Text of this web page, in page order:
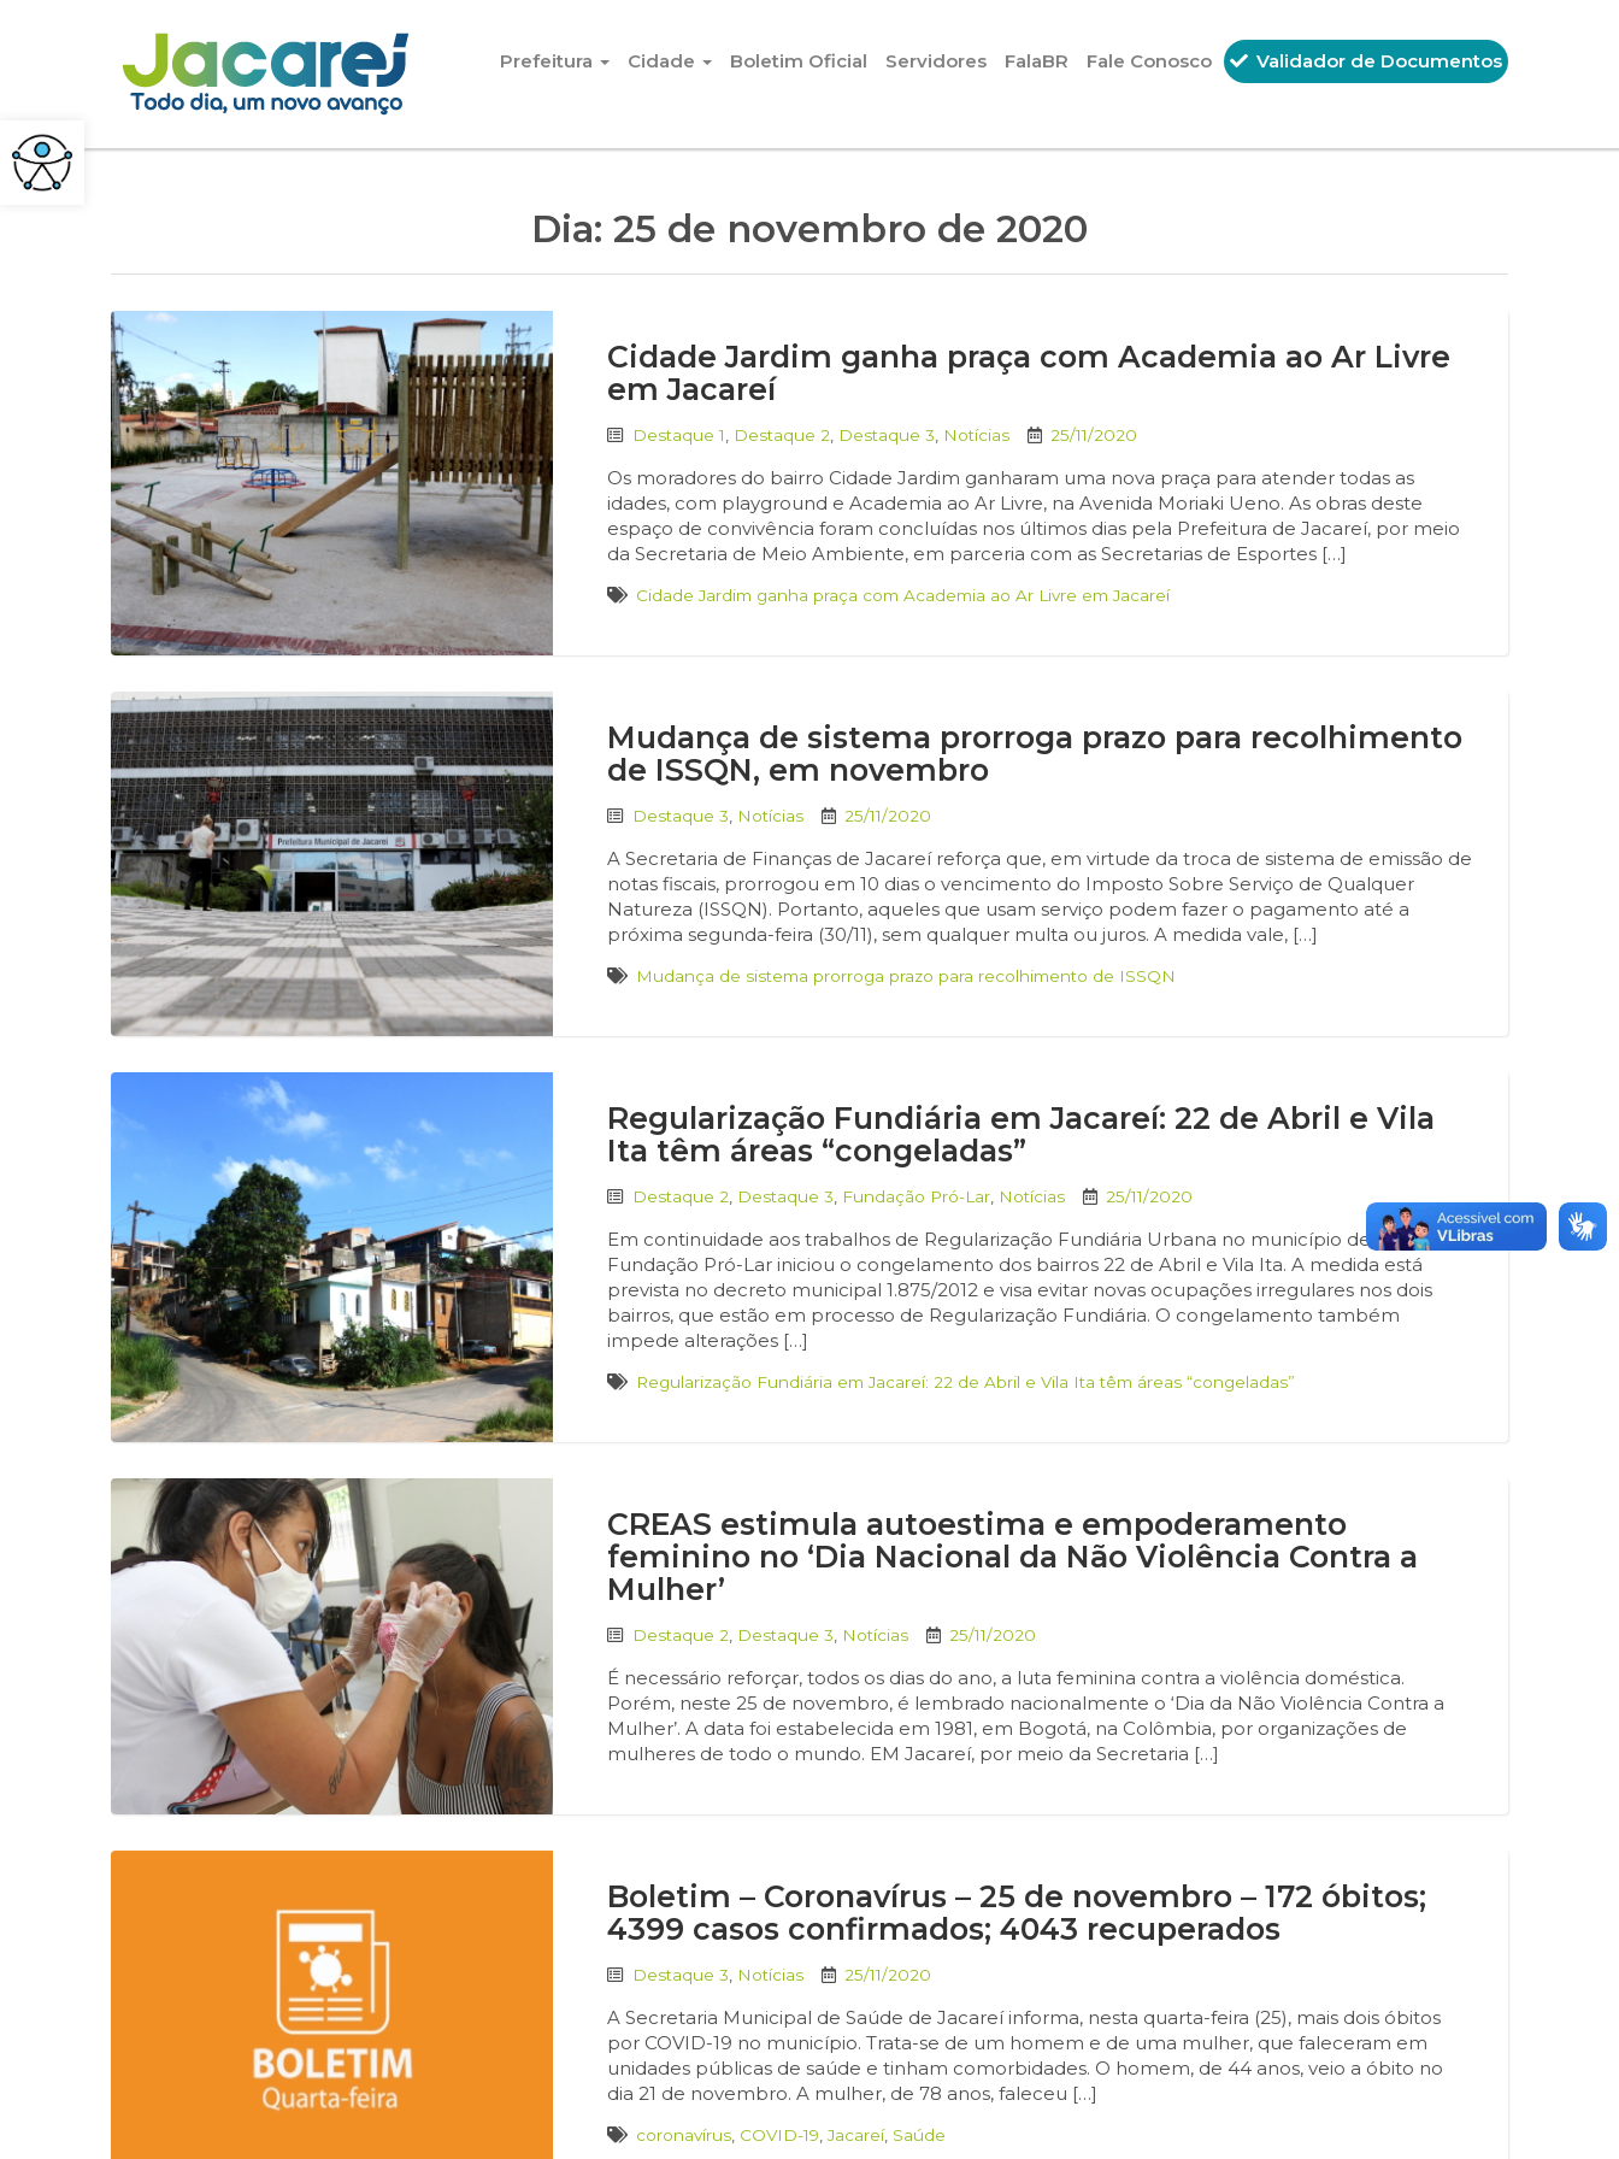
Pular para o conteúdo
Prefeitura
Cidade Boletim Oficial Servidores FalaBR Fale Conosco Validador de Documentos
Dia: 25 de novembro de 2020
Cidade Jardim ganha praça com Academia ao Ar Livre
em Jacareí
Destaque 1 Destaque 2 Destaque 3 Notícias 25/11/2020
Os moradores do bairro Cidade Jardim ganharam uma nova praça para atender todas as
idades, com playground e Academia ao Ar Livre, na Avenida Moriaki Ueno. As obras deste
espaço de convivência foram concluídas nos últimos dias pela Prefeitura de Jacareí, por meio
da Secretaria de Meio Ambiente, em parceria com as Secretarias de Esportes […]
Cidade Jardim ganha praça com Academia ao Ar Livre em Jacareí
Mudança de sistema prorroga prazo para recolhimento
de ISSQN, em novembro
Destaque 3 Notícias 25/11/2020
A Secretaria de Finanças de Jacareí reforça que, em virtude da troca de sistema de emissão de
notas fiscais, prorrogou em 10 dias o vencimento do Imposto Sobre Serviço de Qualquer
Natureza (ISSQN). Portanto, aqueles que usam serviço podem fazer o pagamento até a
próxima segunda-feira (30/11), sem qualquer multa ou juros. A medida vale, […]
Mudança de sistema prorroga prazo para recolhimento de ISSQN
Regularização Fundiária em Jacareí: 22 de Abril e Vila
Ita têm áreas “congeladas”
Destaque 2 Destaque 3 Fundação Pró-Lar, Notícias 25/11/2020
Em continuidade aos trabalhos de Regularização Fundiária Urbana no município de Jacareí, a
Fundação Pró-Lar iniciou o congelamento dos bairros 22 de Abril e Vila Ita. A medida está
prevista no decreto municipal 1.875/2012 e visa evitar novas ocupações irregulares nos dois
bairros, que estão em processo de Regularização Fundiária. O congelamento também
impede alterações […]
Regularização Fundiária em Jacareí: 22 de Abril e Vila Ita têm áreas “congeladas”
CREAS estimula autoestima e empoderamento
feminino no ‘Dia Nacional da Não Violência Contra a
Mulher’
Destaque 2 Destaque 3 Notícias 25/11/2020
É necessário reforçar, todos os dias do ano, a luta feminina contra a violência doméstica.
Porém, neste 25 de novembro, é lembrado nacionalmente o ‘Dia da Não Violência Contra a
Mulher’. A data foi estabelecida em 1981, em Bogotá, na Colômbia, por organizações de
mulheres de todo o mundo. EM Jacareí, por meio da Secretaria […]
Boletim – Coronavírus – 25 de novembro – 172 óbitos;
4399 casos confirmados; 4043 recuperados
Destaque 3 Notícias 25/11/2020
A Secretaria Municipal de Saúde de Jacareí informa, nesta quarta-feira (25), mais dois óbitos
por COVID-19 no município. Trata-se de um homem e de uma mulher, que faleceram em
unidades públicas de saúde e tinham comorbidades. O homem, de 44 anos, veio a óbito no
dia 21 de novembro. A mulher, de 78 anos, faleceu […]
coronavírus, COVID-19 ,Jacareí, Saúde